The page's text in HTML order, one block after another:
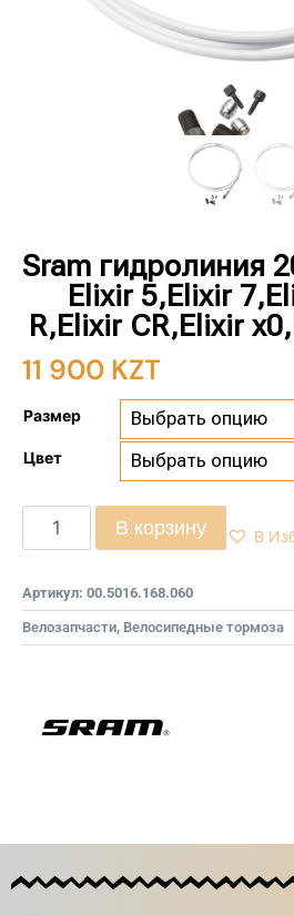
Sram гидролиния
Elixir 5,Elixir
R,Elixir CR,Elixir
11 900 KZT
Размер
Цвет
В корзину В
Артикул: 00.5016.168.060
Велозапчасти, Велосипедные тормоза